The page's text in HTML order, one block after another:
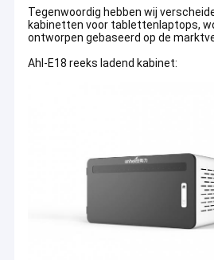
Tegenwoordig hebben wij
kabinetten voor tablettenlaptops,
ontworpen gebaseerd op de
Ahl-E18 reeks ladend kabinet:
Servicefilosofie---24-uurs online
Sociale filosofie
---Vergeet nooit
komt, geef terug aan de samenleving
---Resultaat eerst,